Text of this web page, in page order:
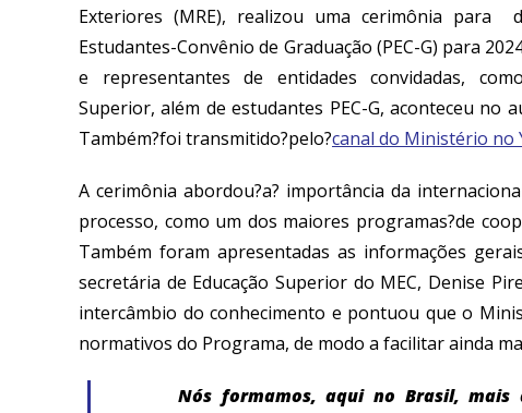
Exteriores (MRE), realizou uma cerimônia para
Estudantes-Convênio de Graduação (PEC-G) para
e representantes de entidades convidadas,
Superior,além de estudantes PEC-G, aconteceu no
Também?foi transmitido?pelo?canal do Ministério no
A cerimônia abordou?a? importância da
processo, como um dos maiores programas?de
Também foram apresentadas as informações
secretária de Educação Superior do MEC, Denise
intercâmbio do conhecimento e pontuou que o
normativos do Programa, de modo a facilitar ainda
Nós formamos, aqui no Brasil,